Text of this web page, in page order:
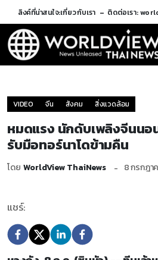
ลิงค์ที่น่าสนใจ:เกี่ยวกับเรา ติดต่อเรา:
VIDEO จีน สังคม สิ่งแวดล้อม
หมดแรง นักดับเพลิงจีนนอ
รับมือทอร์นาโดข้ามคืน
โดย WorldView ThaiNews 8 กรกฎา
แชร์: